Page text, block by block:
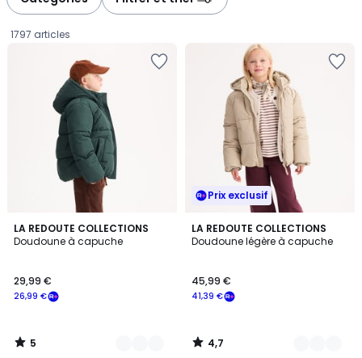
1797 articles
LA REDOUTE COLLECTIONS
Doudoune à capuche
€
souscrivez
notre
programme
26,99 €
29,99 €
5
/
2
Couleurs
5
/
Prix exclusif
LA REDOUTE COLLECTIONS
Doudoune légère à capuche
41,39 €
45,99 €
4,7
/ 5
4
Couleurs
4,7
/